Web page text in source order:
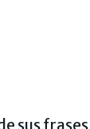
sus frases